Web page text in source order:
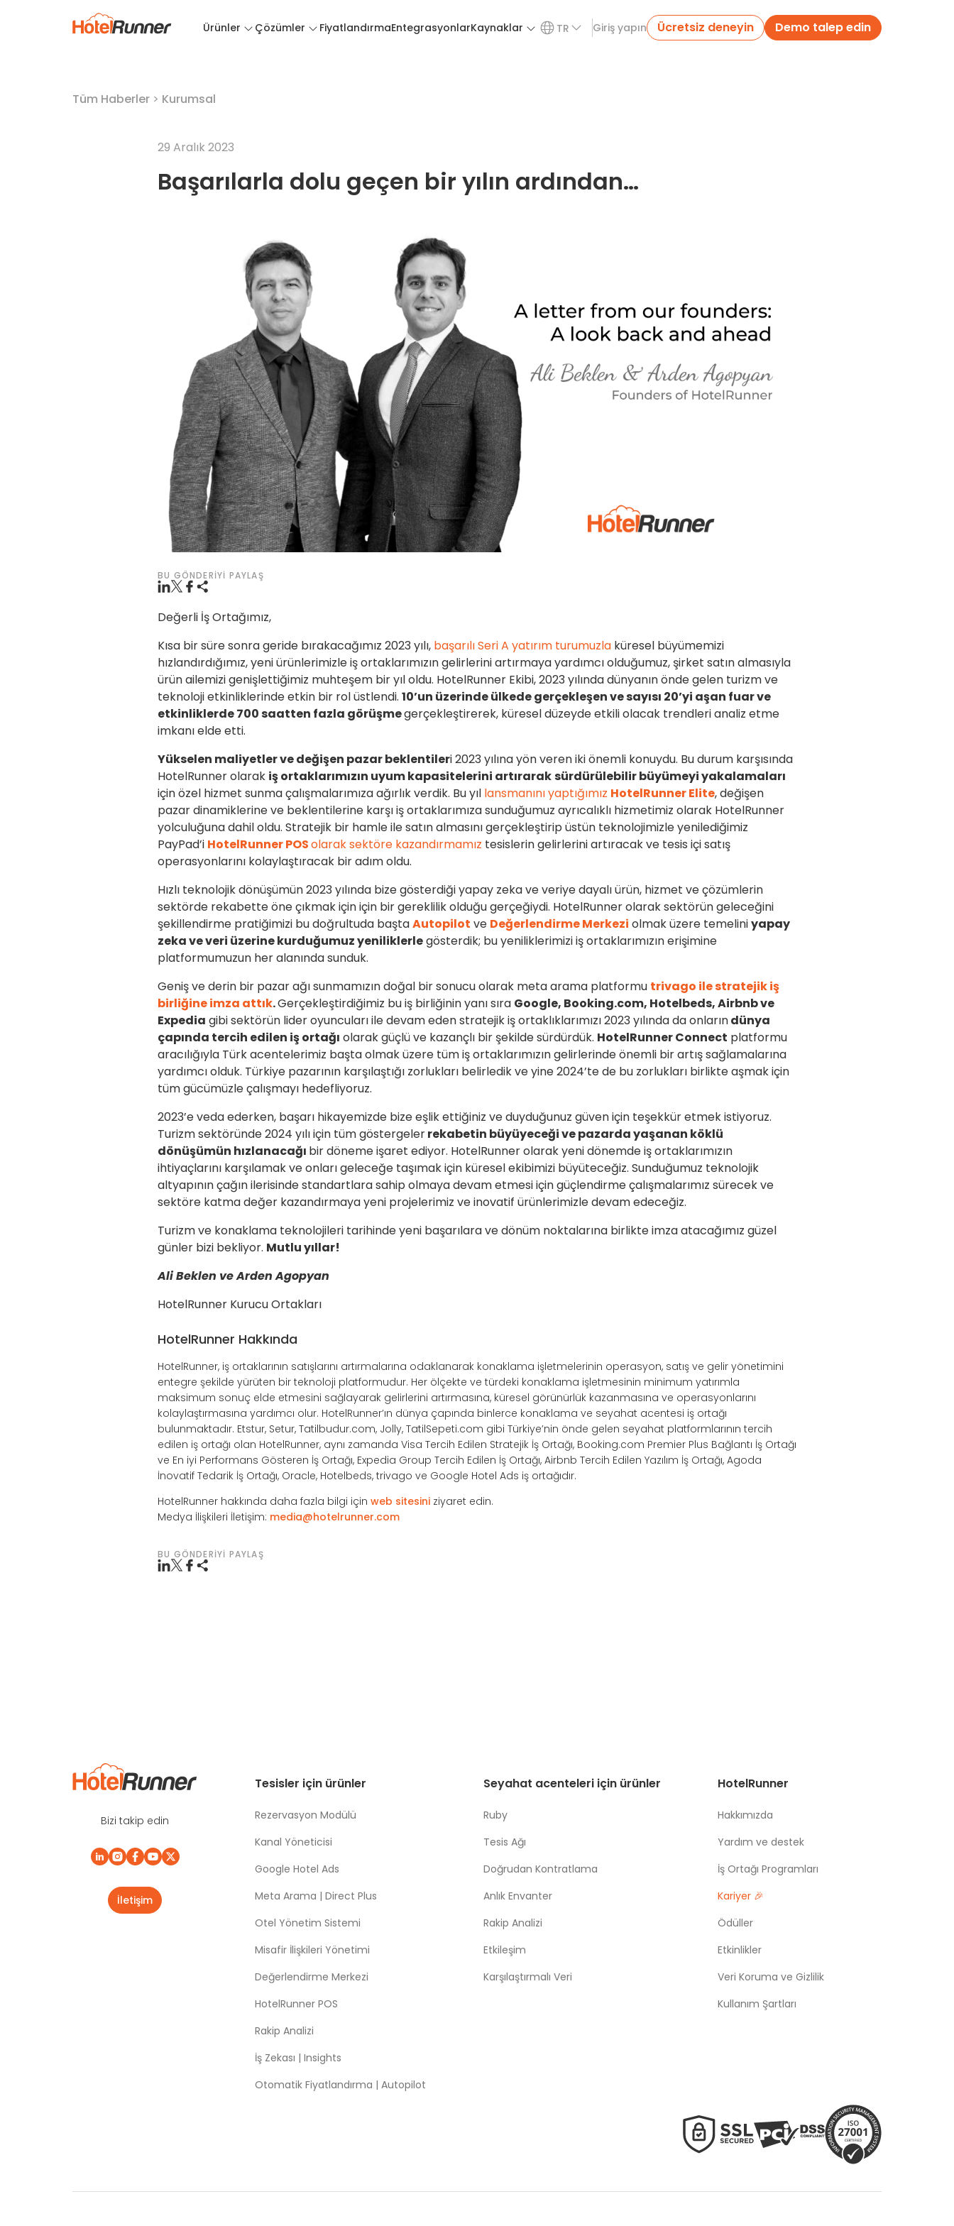
Ürünler Çözümler FiyatlandırmaEntegrasyonlarKaynaklar TR Giriş yapın Ücretsiz deneyin Demo talep edin
Tüm Haberler > Kurumsal
29 Aralık 2023
Başarılarla dolu geçen bir yılın ardından…
BU GÖNDERIYI PAYLAŞ
Değerli İş Ortağımız,
Kısa bir süre sonra geride bırakacağımız 2023 yılı, başarılı Seri A yatırım turumuzla küresel büyümemizi
hızlandırdığımız, yeni ürünlerimizle iş ortaklarımızın gelirlerini artırmaya yardımcı olduğumuz, şirket satın almasıyla
ürün ailemizi genişlettiğimiz muhteşem bir yıl oldu. HotelRunner Ekibi, 2023 yılında dünyanın önde gelen turizm ve
teknoloji etkinliklerinde etkin bir rol üstlendi. 10’un üzerinde ülkede gerçekleşen ve sayısı 20’yi aşan fuar ve
etkinliklerde 700 saatten fazla görüşmegerçekleştirerek, küresel düzeyde etkili olacak trendleri analiz etme
imkanı elde etti.
Yükselen maliyetler ve değişen pazar beklentileri 2023 yılına yön veren iki önemli konuydu. Bu durum karşısında
HotelRunner olarak iş ortaklarımızın uyum kapasitelerini artıraraksürdürülebilir büyümeyi yakalamaları
için özel hizmet sunma çalışmalarımıza ağırlık verdik. Bu yıl lansmanını yaptığımız HotelRunner Elite, değişen
pazar dinamiklerine ve beklentilerine karşı iş ortaklarımıza sunduğumuz ayrıcalıklı hizmetimiz olarak HotelRunner
yolculuğuna dahil oldu. Stratejik bir hamle ile satın almasını gerçekleştirip üstün teknolojimizle yenilediğimiz
PayPad’i HotelRunner POSolarak sektöre kazandırmamız tesislerin gelirlerini artıracak ve tesis içi satış
operasyonlarını kolaylaştıracak bir adım oldu.
Hızlı teknolojik dönüşümün 2023 yılında bize gösterdiği yapay zeka ve veriye dayalı ürün, hizmet ve çözümlerin
sektörde rekabette öne çıkmak için için bir gereklilik olduğu gerçeğiydi. HotelRunner olarak sektörün geleceğini
şekillendirme pratiğimizi bu doğrultuda baştaAutopilot ve Değerlendirme Merkezi olmak üzere temeliniyapay
zeka ve veri üzerine kurduğumuz yeniliklerlegösterdik; bu yeniliklerimizi iş ortaklarımızın erişimine
platformumuzun her alanında sunduk.
Geniş ve derin bir pazar ağı sunmamızın doğal bir sonucu olarak meta arama platformu trivago ile stratejik iş
birliğine imza attık.Gerçekleştirdiğimiz bu iş birliğinin yanı sıra Google, Booking.com, Hotelbeds, Airbnb ve
Expedia gibi sektörün lider oyuncuları ile devam eden stratejik iş ortaklıklarımızı 2023 yılında da onlarındünya
çapında tercih edilen iş ortağı olarak güçlü ve kazançlı bir şekilde sürdürdük. HotelRunner Connect platformu
aracılığıyla Türk acentelerimiz başta olmak üzere tüm iş ortaklarımızın gelirlerinde önemli bir artış sağlamalarına
yardımcı olduk. Türkiye pazarının karşılaştığı zorlukları belirledik ve yine 2024’te de bu zorlukları birlikte aşmak için
tüm gücümüzle çalışmayı hedefliyoruz.
2023’e veda ederken, başarı hikayemizde bize eşlik ettiğiniz ve duyduğunuz güven için teşekkür etmek istiyoruz.
Turizm sektöründe 2024 yılı için tüm göstergelerrekabetin büyüyeceği ve pazarda yaşanan köklü
dönüşümün hızlanacağı bir döneme işaret ediyor. HotelRunner olarak yeni dönemde iş ortaklarımızın
ihtiyaçlarını karşılamak ve onları geleceğe taşımak için küresel ekibimizi büyüteceğiz. Sunduğumuz teknolojik
altyapının çağın ilerisinde standartlara sahip olmaya devam etmesi için güçlendirme çalışmalarımız sürecek ve
sektöre katma değer kazandırmaya yeni projelerimiz ve inovatif ürünlerimizle devam edeceğiz.
Turizm ve konaklama teknolojileri tarihinde yeni başarılara ve dönüm noktalarına birlikte imza atacağımız güzel
günler bizi bekliyor. Mutlu yıllar!
Ali Beklen ve Arden Agopyan
HotelRunner Kurucu Ortakları
HotelRunner Hakkında
HotelRunner, iş ortaklarının satışlarını artırmalarına odaklanarak konaklama işletmelerinin operasyon, satış ve gelir yönetimini
entegre şekilde yürüten bir teknoloji platformudur. Her ölçekte ve türdeki konaklama işletmesinin minimum yatırımla
maksimum sonuç elde etmesini sağlayarak gelirlerini artırmasına, küresel görünürlük kazanmasına ve operasyonlarını
kolaylaştırmasına yardımcı olur. HotelRunner’ın dünya çapında binlerce konaklama ve seyahat acentesi iş ortağı
bulunmaktadır. Etstur, Setur, Tatilbudur.com, Jolly, TatilSepeti.com gibi Türkiye’nin önde gelen seyahat platformlarının tercih
edilen iş ortağı olan HotelRunner, aynı zamanda Visa Tercih Edilen Stratejik İş Ortağı, Booking.com Premier Plus Bağlantı İş Ortağı
ve En iyi Performans Gösteren İş Ortağı, Expedia Group Tercih Edilen İş Ortağı, Airbnb Tercih Edilen Yazılım İş Ortağı, Agoda
İnovatif Tedarik İş Ortağı, Oracle, Hotelbeds, trivago ve Google Hotel Ads iş ortağıdır.
HotelRunner hakkında daha fazla bilgi için web sitesini ziyaret edin.
Medya İlişkileri İletişim: media@hotelrunner.com
BU GÖNDERIYI PAYLAŞ
Bizi takip edin
İletişim
Tesisler için ürünler
Rezervasyon Modülü
Kanal Yöneticisi
Google Hotel Ads
Meta Arama | Direct Plus
Otel Yönetim Sistemi
Misafir İlişkileri Yönetimi
Değerlendirme Merkezi
HotelRunner POS
Rakip Analizi
İş Zekası | Insights
Otomatik Fiyatlandırma | Autopilot
Seyahat acenteleri için ürünler
Ruby
Tesis Ağı
Doğrudan Kontratlama
Anlık Envanter
Rakip Analizi
Etkileşim
Karşılaştırmalı Veri
HotelRunner
Hakkımızda
Yardım ve destek
İş Ortağı Programları
Kariyer 🎉
Ödüller
Etkinlikler
Veri Koruma ve Gizlilik
Kullanım Şartları